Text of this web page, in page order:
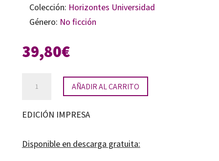
Colección: Horizontes Universidad
Género: No ficción
39,80€
sociales
su
didáctica:
AÑADIR AL CARRITO
EDICIÓN IMPRESA
Disponible en descarga gratuita: